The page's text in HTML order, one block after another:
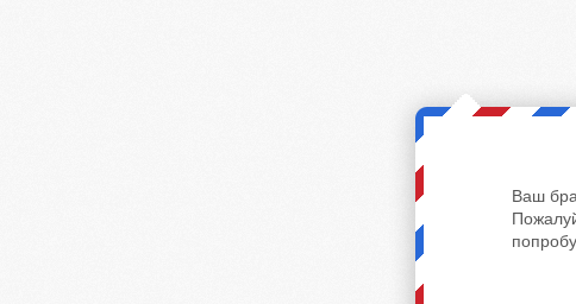
Ваш